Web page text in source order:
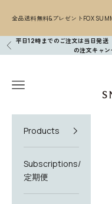
全品送料無料&プレゼントFOX
前へ
平日12時までのご注文は当日発
の注文キャ
メニューを開く
Products
Subscriptions/
定期便